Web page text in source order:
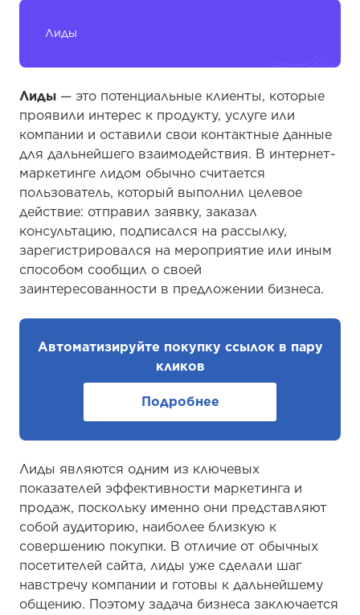
Лиды
Лиды — это потенциальные клиенты, которые
проявили интерес к продукту, услуге или
компании и оставили свои контактные данные
для дальнейшего взаимодействия. В интернет-
маркетинге лидом обычно считается
пользователь, который выполнил целевое
действие: отправил заявку, заказал
консультацию, подписался на рассылку,
зарегистрировался на мероприятие или иным
способом сообщил о своей
заинтересованности в предложении бизнеса.
Автоматизируйте покупку ссылок в пару
кликов
Подробнее
Лиды являются одним из ключевых
показателей эффективности маркетинга и
продаж, поскольку именно они представляют
собой аудиторию, наиболее близкую к
совершению покупки. В отличие от обычных
посетителей сайта, лиды уже сделали шаг
навстречу компании и готовы к дальнейшему
общению. Поэтому задача бизнеса заключается